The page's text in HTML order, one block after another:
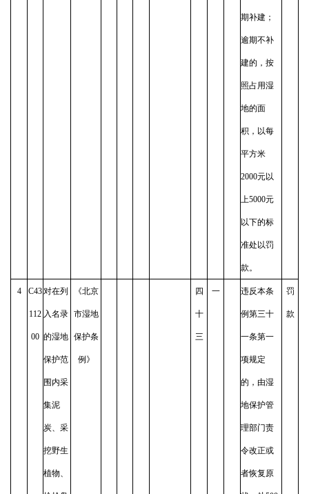
期补建；
逾期不补
建的，按
照占用湿
地的面
积，以每
平方米
2000元以
上5000元
以下的标
准处以罚
款。
4 C43
112
00
对在列
入名录
的湿地
保护范
围内采
集泥
炭、采
挖野生
植物、
《北京
市湿地
保护条
例》
四
十
三
一 违反本条
例第三十
一条第一
项规定
的，由湿
地保护管
理部门责
令改正或
者恢复原
罚
款